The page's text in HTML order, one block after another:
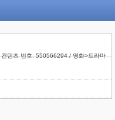
컨텐츠 번호: 550566294 / 영화>드라마